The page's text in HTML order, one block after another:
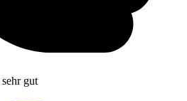
sehr gut